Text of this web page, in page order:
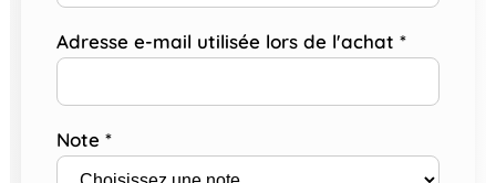
Adresse e-mail utilisée lors de l'achat *
Note *